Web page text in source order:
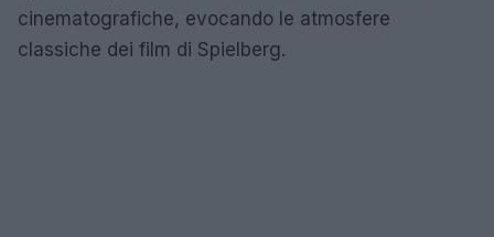
cinematografiche, evocando le atmosfere
classiche dei film di Spielberg.